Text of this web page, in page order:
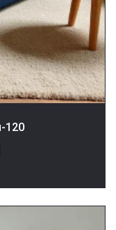
120